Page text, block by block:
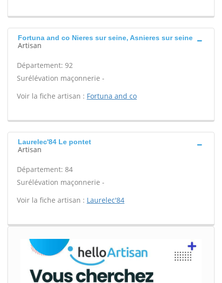
Fortuna and co Nieres sur seine, Asnieres sur seine
Artisan
Département: 92
Surélévation maçonnerie -
Voir la fiche artisan : Fortuna and co
Laurelec'84 Le pontet
Artisan
Département: 84
Surélévation maçonnerie -
Voir la fiche artisan : Laurelec'84